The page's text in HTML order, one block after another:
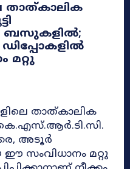
താത്കാലിക
ബസുകളിൽ;
മറ്റു
താത്കാലിക
അടൂർ
സംവിധാനം മറ്റു